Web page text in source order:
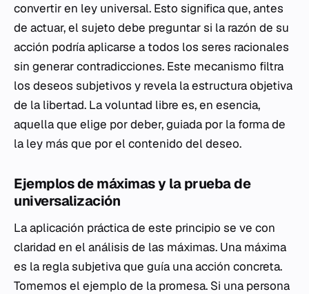
convertir en ley universal. Esto significa que, antes
de actuar, el sujeto debe preguntar si la razón de su
acción podría aplicarse a todos los seres racionales
sin generar contradicciones. Este mecanismo filtra
los deseos subjetivos y revela la estructura objetiva
de la libertad. La voluntad libre es, en esencia,
aquella que elige por deber, guiada por la forma de
la ley más que por el contenido del deseo.
Ejemplos de máximas y la prueba de
universalización
La aplicación práctica de este principio se ve con
claridad en el análisis de las máximas. Una máxima
es la regla subjetiva que guía una acción concreta.
Tomemos el ejemplo de la promesa. Si una persona